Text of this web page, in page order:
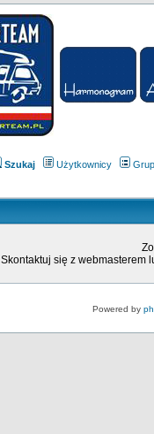
Szukaj Użytkownicy
Skontaktuj się z webmasterem
Powered by